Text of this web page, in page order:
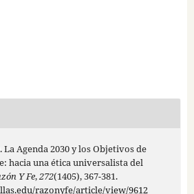
La Agenda 2030 y los Objetivos de
hacia una ética universalista del
Y Fe,272(1405), 367-381.
razonyfe/article/view/9612